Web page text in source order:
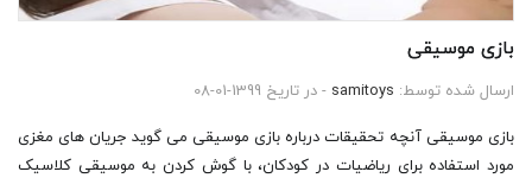
بازی موسیقی
ارسال شده توسط: samitoys - در تاریخ 1399-01-08
بازی موسیقی آنچه تحقیقات درباره بازی موسیقی می گوید جریان های مغزی
مورد استفاده برای ریاضیات در کودکان، با گوش کردن به موسیقی کلاسیک